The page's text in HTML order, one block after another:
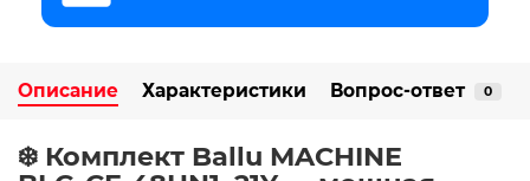
Описание Характеристики Вопрос-ответ 0
❄️ Комплект Ballu MACHINE